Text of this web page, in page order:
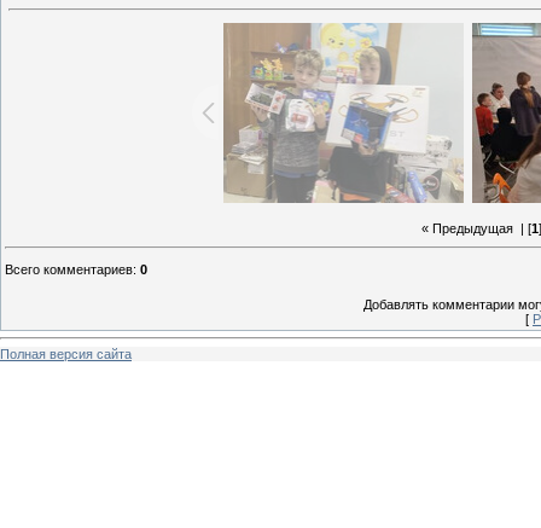
« Предыдущая| [1
Всего комментариев: 0
Добавлять комментарии
[
Полная версия сайта